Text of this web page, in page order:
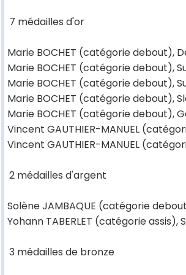
7 médailles d'or
Marie BOCHET (catégorie debout),
Marie BOCHET (catégorie debout),
Marie BOCHET (catégorie debout),
Marie BOCHET (catégorie debout),
Marie BOCHET (catégorie debout),
Vincent GAUTHIER-MANUEL
Vincent GAUTHIER-MANUEL
2 médailles d'argent
Solène JAMBAQUE (catégorie
Yohann TABERLET (catégorie assis),
3 médailles de bronze